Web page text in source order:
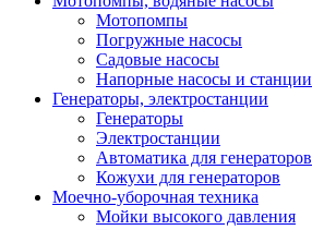
Мотопомпы
Погружные насосы
Садовые насосы
Напорные насосы и станции
Генераторы, электростанции
Генераторы
Электростанции
Автоматика для генераторов
Кожухи для генераторов
Моечно-уборочная техника
Мойки высокого давления